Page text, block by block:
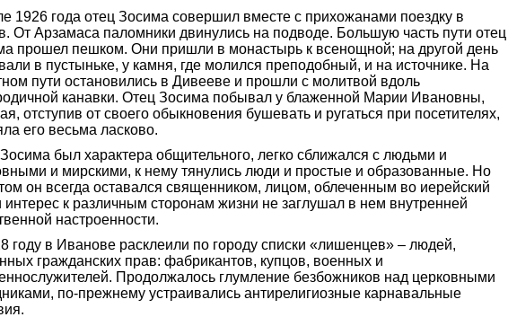
1926 года отец Зосима совершил вместе с прихожанами поездку в
От Арзамаса паломники двинулись на подводе. Большую часть пути отец
прошел пешком. Они пришли в монастырь к всенощной; на другой день
в пустыньке, у камня, где молился преподобный, и на источнике. На
пути остановились в Дивееве и прошли с молитвой вдоль
канавки. Отец Зосима побывал у блаженной Марии Ивановны,
отступив от своего обыкновения бушевать и ругаться при посетителях,
его весьма ласково.
был характера общительного, легко сближался с людьми и
и мирскими, к нему тянулись люди и простые и образованные. Но
он всегда оставался священником, лицом, облеченным во иерейский
интерес к различным сторонам жизни не заглушал в нем внутренней
настроенности.
году в Иванове расклеили по городу списки «лишенцев» – людей,
гражданских прав: фабрикантов, купцов, военных и
Продолжалось глумление безбожников над церковными
по-прежнему устраивались антирелигиозные карнавальные